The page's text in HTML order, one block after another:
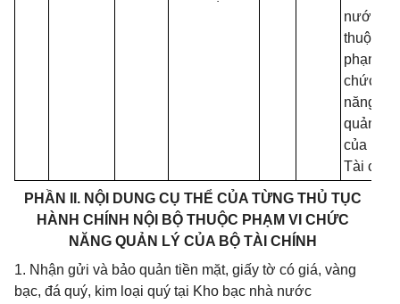
nước
thuộc
phạm vi
chức
năng
quản lý
của Bộ
Tài
PHẦN II. NỘI DUNG CỤ THỂ CỦA TỪNG THỦ TỤC
HÀNH CHÍNH NỘI BỘ THUỘC PHẠM VI CHỨC
NĂNG QUẢN LÝ CỦA BỘ TÀI CHÍNH
1. Nhận gửi và bảo quản tiền mặt, giấy tờ có giá, vàng
bạc, đá quý, kim loại quý tại Kho bạc nhà nước